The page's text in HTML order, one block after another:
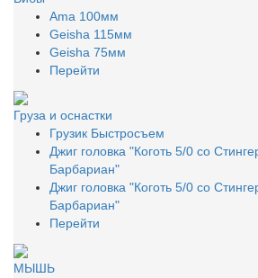
Ama 100мм
Geisha 115мм
Geisha 75мм
Перейти
Груза и оснастки
Грузик Быстросъем
Джиг головка "Коготь 5/0 со
Барбариан"
Джиг головка "Коготь 5/0 со
Барбариан"
Перейти
МЫШЬ